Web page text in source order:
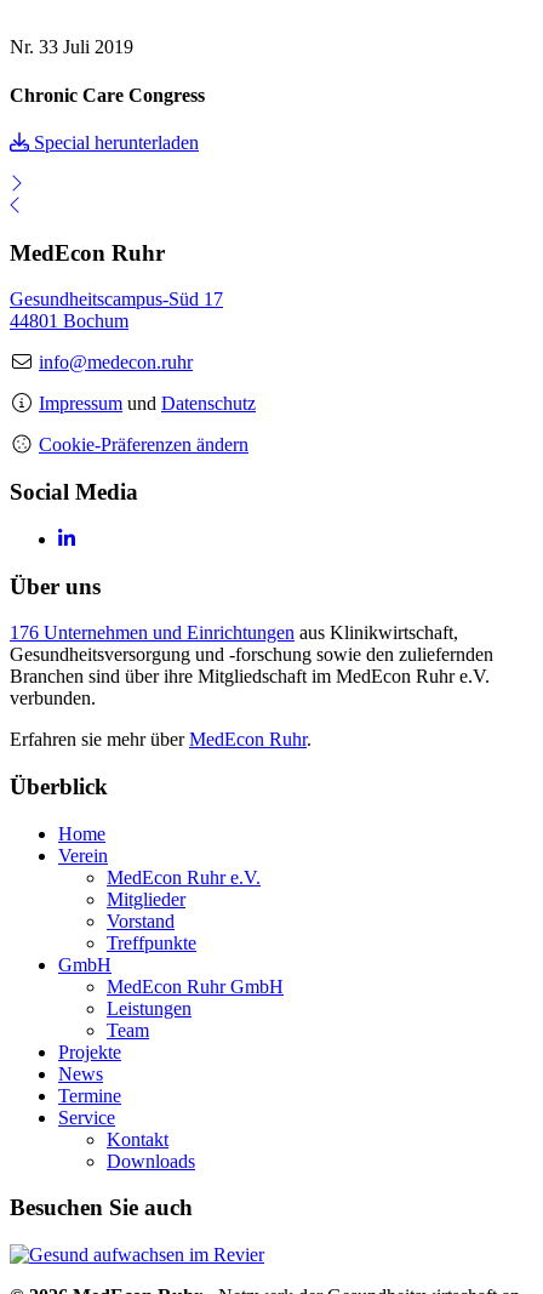
Nr. 33 Juli 2019
Chronic Care Congress
Special herunterladen
MedEcon Ruhr
Gesundheitscampus-Süd 17
44801 Bochum
info@medecon.ruhr
Impressum und Datenschutz
Cookie-Präferenzen ändern
Social Media
Über uns
176 Unternehmen und Einrichtungen aus Klinikwirtschaft,
Gesundheitsversorgung und -forschung sowie den zuliefernden
Branchen sind über ihre Mitgliedschaft im MedEcon Ruhr e.V.
verbunden.
Erfahren sie mehr überMedEcon Ruhr.
Überblick
Home
Verein
MedEcon Ruhr e.V.
Mitglieder
Vorstand
Treffpunkte
GmbH
MedEcon Ruhr GmbH
Leistungen
Team
Projekte
News
Termine
Service
Kontakt
Downloads
Besuchen Sie auch